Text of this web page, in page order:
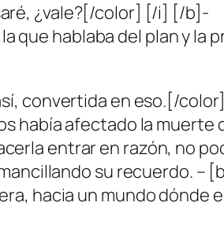
¿vale?[/color] [/i] [/b]-
que hablaba del plan y la
convertida en eso.[/
había afectado la muerte
entrar en razón, no
su recuerdo. –
hacia un mundo dónde